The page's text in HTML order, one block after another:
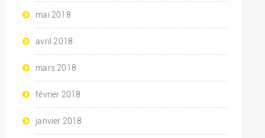
mai 2018
avril 2018
mars 2018
février 2018
janvier 2018